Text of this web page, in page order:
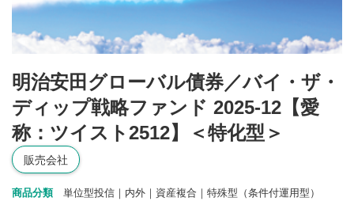
明治安田グローバル債券／バイ・ザ・
ディップ戦略ファンド 2025-12【愛
称：ツイスト2512】＜特化型＞
販売会社
商品分類
単位型投信｜内外｜資産複合｜特殊型（条件付運用型）